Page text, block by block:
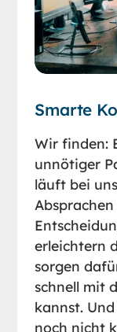
Smarte
Wir finden:
unnötiger
läuft bei
erleichtern
sorgen
schnell mit
kannst.
noch nicht